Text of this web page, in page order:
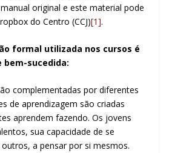
original e este material pode
do Centro (CCJ)[1].
formal utilizada nos cursos é
sucedida:
complementadas por diferentes
de aprendizagem são criadas
aprendem fazendo. Os jovens
sua capacidade de se
a pensar por si mesmos.